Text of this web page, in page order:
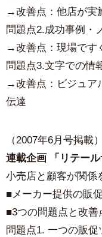
→改善点：他店が実
問題点2.成功事例・
→改善点：現場です
問題点3.文字での情
→改善点：ビジュア
伝達
（2007年6月号掲載）
連載企画 「リテー
小売店と顧客が関係
■メーカー提供の販
■3つの問題点と改善
問題点1. 一つの販